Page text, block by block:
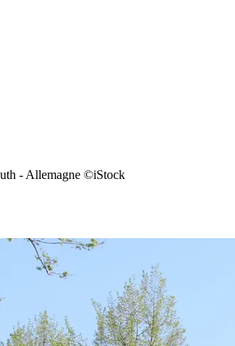
- Allemagne ©iStock